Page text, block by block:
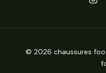
© 2026 chaussures